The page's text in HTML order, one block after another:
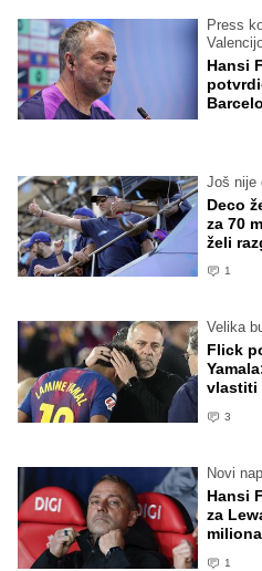
Press
Hansi
Još nije
Deco
za 70
želi
1
Velika
Flick
vlastiti
3
Novi
Hansi
za
1